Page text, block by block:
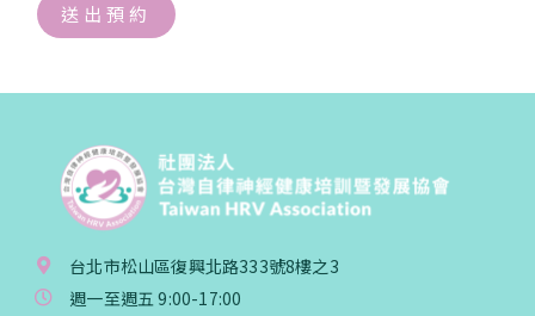
送出預約
台北市松山區復興北路333號8樓之3
週一至週五 9:00-17:00